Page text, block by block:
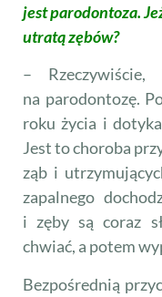
jest parodontoza.
utratą zębów?
–
na parodontozę.
roku życia i
Jest to choroba
ząb i
zapalnego
i zęby są coraz
chwiać, a potem
Bezpośrednią